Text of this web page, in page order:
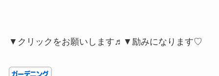
▼クリックをお願いします♬▼励みになります♡